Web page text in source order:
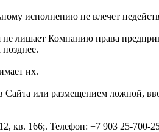
исполнению не влечет
лишает Компанию права
их.
Сайта или размещением ложной,
кв. 166;. Телефон: +7 903 25-700-